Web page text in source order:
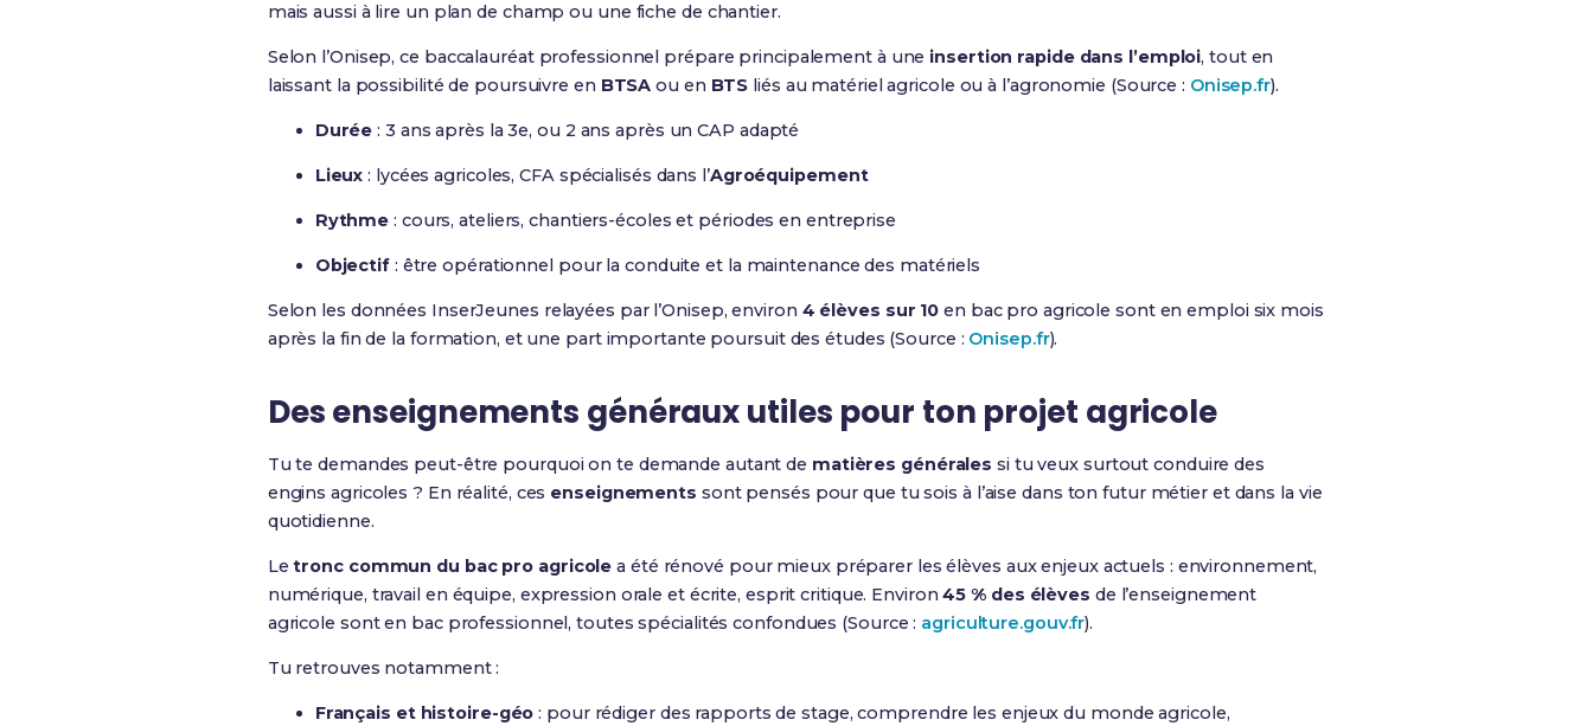
mais aussi à lire un plan de champ ou une fiche de chantier.
Selon l’Onisep, ce baccalauréat professionnel prépare principalement à une insertion rapide dans l’emploi, tout en
laissant la possibilité de poursuivre en BTSA ou en BTS liés au matériel agricole ou à l’agronomie (Source : Onisep.fr).
Durée : 3 ans après la 3e, ou 2 ans après un CAP adapté
Lieux : lycées agricoles, CFA spécialisés dans l’Agroéquipement
Rythme : cours, ateliers, chantiers-écoles et périodes en entreprise
Objectif: être opérationnel pour la conduite et la maintenance des matériels
Selon les données InserJeunes relayées par l’Onisep, environ 4 élèves sur 10 en bac pro agricole sont en emploi six mois
après la fin de la formation, et une part importante poursuit des études (Source : Onisep.fr).
Des enseignements généraux utiles pour ton projet agricole
Tu te demandes peut-être pourquoi on te demande autant de matières générales si tu veux surtout conduire des
engins agricoles ? En réalité, ces enseignements sont pensés pour que tu sois à l’aise dans ton futur métier et dans la vie
quotidienne.
Letronc commun du bac pro agricole a été rénové pour mieux préparer les élèves aux enjeux actuels : environnement,
numérique, travail en équipe, expression orale et écrite, esprit critique. Environ45 % des élèves de l’enseignement
agricole sont en bac professionnel, toutes spécialités confondues (Source : agriculture.gouv.fr).
Tu retrouves notamment :
Français et histoire-géo : pour rédiger des rapports de stage, comprendre les enjeux du monde agricole,